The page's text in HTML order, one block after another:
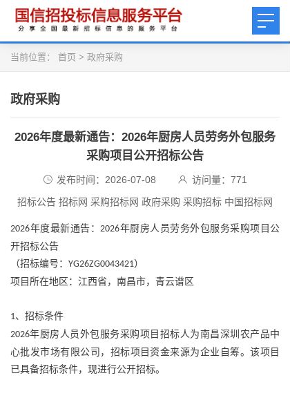
当前位置： 首页 > 政府采购
政府采购
2026年度最新通告：2026年厨房人员劳务外包服务
采购项目公开招标公告
发布时间：2026-07-08 访问量： 771
招标公告 招标网 采购招标网 政府采购 采购招标 中国招标网
2026年度最新通告： 2026年厨房人员劳务外包服务采购项目公
开招标公告
（招标编号： YG26ZG0043421）
项目所在地区：江西省，南昌市，青云谱区
1、招标条件
2026年厨房人员外包服务采购项目招标人为南昌深圳农产品中
心批发市场有限公司，招标项目资金来源为企业自筹。该项目
已具备招标条件，现进行公开招标。